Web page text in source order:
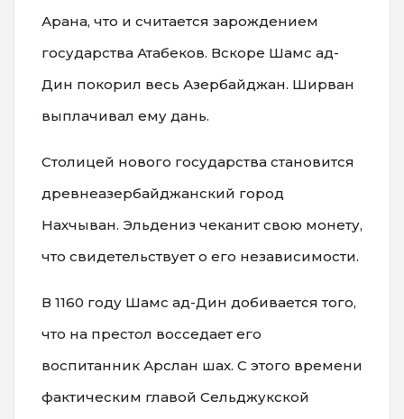
Арана, что и считается зарождением
государства Атабеков. Вскоре Шамс ад-
Дин покорил весь Азербайджан. Ширван
выплачивал ему дань.
Столицей нового государства становится
древнеазербайджанский город
Нахчыван. Эльдениз чеканит свою монету,
что свидетельствует о его независимости.
В 1160 году Шамс ад-Дин добивается того,
что на престол восседает его
воспитанник Арслан шах. С этого времени
фактическим главой Сельджукской